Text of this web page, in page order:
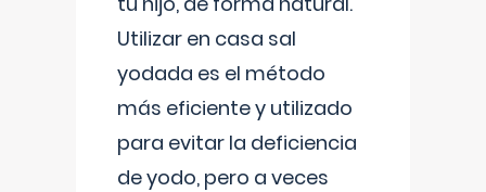
Utilizar en casa sal
yodada es el método
más eficiente y utilizado
para evitar la deficiencia
de yodo, pero a veces